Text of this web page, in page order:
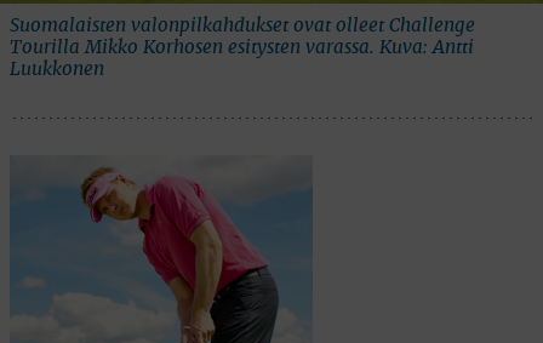
Suomalaisten valonpilkahdukset ovat olleet Challenge
Tourilla Mikko Korhosen esitysten varassa. Kuva: Antti
Luukkonen